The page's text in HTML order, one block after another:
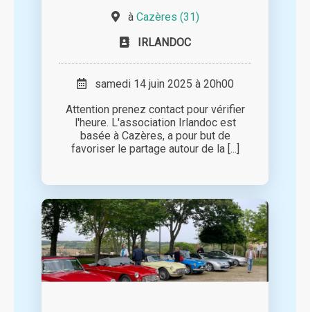
à Cazères (31)
IRLANDOC
samedi 14 juin 2025 à 20h00
Attention prenez contact pour vérifier
l'heure. L'association Irlandoc est
basée à Cazères, a pour but de
favoriser le partage autour de la [...]